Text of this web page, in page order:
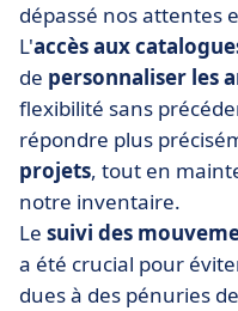
dépassé nos attentes
L'accès aux
de personnaliser les
flexibilité sans
répondre plus
projets, tout en
notre inventaire.
Le suivi des
a été crucial pour
dues à des pénuries